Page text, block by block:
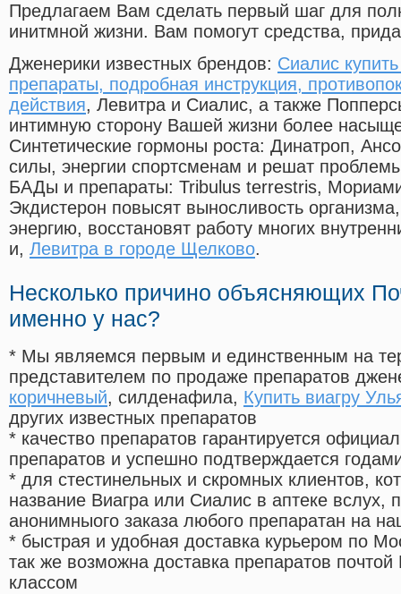
Предлагаем Вам сделать первый шаг для
инитмной жизни. Вам помогут средства,
Дженерики известных брендов: Сиалис
препараты, подробная инструкция,
действия, Левитра и Сиалис, а также
интимную сторону Вашей жизни более
Синтетические гормоны роста: Динатроп,
силы, энергии спортсменам и решат
БАДы и препараты: Tribulus terrestris,
Экдистерон повысят выносливость
энергию, восстановят работу многих
и, Левитра в городе Щелково.
Несколько причино объясняющих
именно у нас?
* Мы являемся первым и единственным на
представителем по продаже препаратов
коричневый, силденафила, Купить виагру
других известных препаратов
* качество препаратов гарантируется
препаратов и успешно подтверждается
* для стестинельных и скромных клиентов,
название Виагра или Сиалис в аптеке вслух,
анонимныого заказа любого препаратан на
* быстрая и удобная доставка курьером по
так же возможна доставка препаратов
классом